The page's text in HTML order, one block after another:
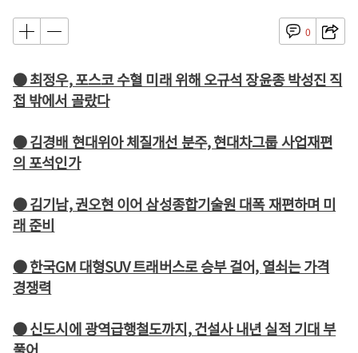
0
● 최정우, 포스코 수혈 미래 위해 오규석 장윤종 박성진 직
접 밖에서 골랐다
● 김경배 현대위아 체질개선 분주, 현대차그룹 사업재편
의 포석인가
● 김기남, 권오현 이어 삼성종합기술원 대폭 재편하며 미
래 준비
● 한국GM 대형SUV 트래버스로 승부 걸어, 열쇠는 가격
경쟁력
● 신도시에 광역급행철도까지, 건설사 내년 실적 기대 부